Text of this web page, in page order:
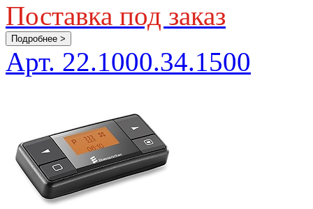
Поставка под заказ
Подробнее >
Арт. 22.1000.34.1500